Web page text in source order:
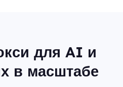
для AI и
в масштабе